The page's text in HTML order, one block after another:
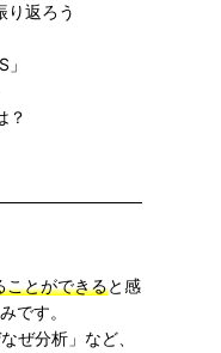
返ろう
？
ことができると感
です。
ぜ分析」など、